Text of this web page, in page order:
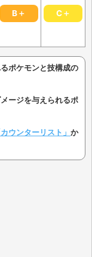
B＋ C＋
ポケモンと技構成の
ージを与えられるポ
ウンターリスト」 か